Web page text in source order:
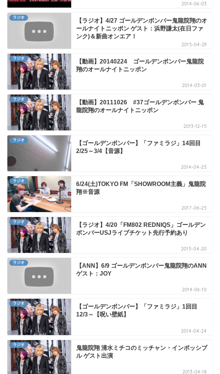
2014-06-03
ラジオ
【ラジオ】4/27 ゴールデンボンバー鬼龍院翔のオ
ールナイトニッポン ゲスト：浜野謙太(在日ファ
ンク)＆新曲オンエア！
2015-04-29
ラジオ
【動画】20140224 ゴールデンボンバー鬼龍院
翔のオールナイトニッポン
2014-03-01
ラジオ
【動画】20111026 #37ゴールデンボンバー 鬼
龍院翔のオールナイトニッポン
2013-12-15
ラジオ
【ゴールデンボンバー】「ファミラジ」14回目
2/25～3/4【音源】
2014-04-25
ラジオ
6/24(土)TOKYO FM「SHOWROOM主義」鬼龍院
翔※音源
2017-06-25
ラジオ
【ラジオ】4/20「FM802 REDNIQS」ゴールデン
ボンバーUSJライブチケット先行予約あり
2015-04-20
ラジオ
【ANN】6/9 ゴールデンボンバー鬼龍院翔のANN
ゲスト：JOY
2014-06-10
ラジオ
【ゴールデンボンバー】「ファミラジ」1回目
12/3～【呪い壁紙】
2014-04-24
ラジオ
鬼龍院翔 清水ミチコのミッチャン・インポッシブ
ル ゲスト出演
2013-04-18